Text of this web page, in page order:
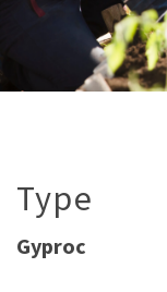
Type
Gyproc